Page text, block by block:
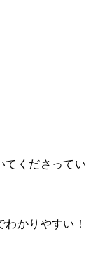
てくださってい
かりやすい！